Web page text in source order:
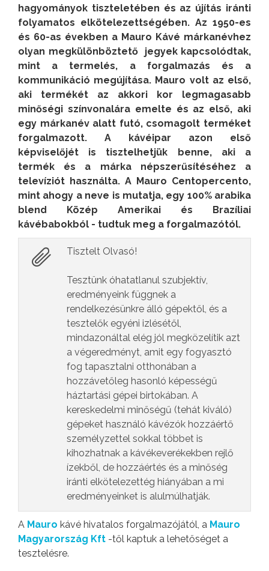
hagyományok tiszteletében és az újítás iránti
folyamatos elkötelezettségében. Az 1950-es
és 60-as években a Mauro Kávé márkanévhez
olyan megkülönböztető jegyek kapcsolódtak,
mint a termelés, a forgalmazás és a
kommunikáció megújítása. Mauro volt az első,
aki termékét az akkori kor legmagasabb
minőségi színvonalára emelte és az első, aki
egy márkanév alatt futó, csomagolt terméket
forgalmazott. A kávéipar azon első
képviselőjét is tisztelhetjük benne, aki a
termék és a márka népszerűsítéséhez a
televíziót használta. A Mauro Centopercento,
mint ahogy a neve is mutatja, egy 100% arabika
blend Közép Amerikai és Brazíliai
kávébabokból - tudtuk meg a forgalmazótól.
Tisztelt Olvasó!
Tesztünk óhatatlanul szubjektív,
eredményeink függnek a
rendelkezésünkre álló gépektől, és a
tesztelők egyéni izlésétől,
mindazonáltal elég jól megközelítik azt
a végeredményt, amit egy fogyasztó
fog tapasztalni otthonában a
hozzávetőleg hasonló képességű
háztartási gépei birtokában. A
kereskedelmi minőségű (tehát kiváló)
gépeket használó kávézók hozzáértő
személyzettel sokkal többet is
kihozhatnak a kávékeverékekben rejlő
ízekből, de hozzáértés és a minőség
iránti elkötelezettég hiányában a mi
eredményeinket is alulmúlhatják.
A Mauro kávé hivatalos forgalmazójától, a Mauro
Magyarország Kft -től kaptuk a lehetőséget a
tesztelésre.